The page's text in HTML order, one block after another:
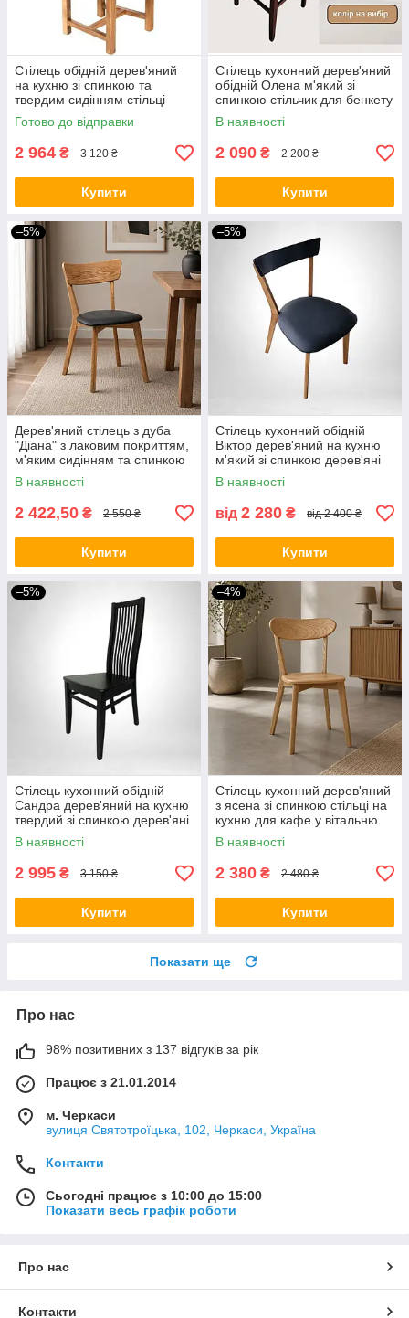
Стілець обідній дерев'яний
на кухню зі спинкою та
твердим сидінням стільці
кухонні обідні з дерева для
кухні вітальні дому Леддер
Готово до відправки
2 964 ₴ 3 120 ₴
Купити
Стілець кухонний дерев'яний
обідній Олена м'який зі
спинкою стільчик для бенкету
кафе кухні вітальні їдальні
дому кухонні стільці
В наявності
2 090 ₴ 2 200 ₴
Купити
–5%
Дерев'яний стілець з дуба
"Діана" з лаковим покриттям,
м'яким сидінням та спинкою
на кухню або вітальню
В наявності
2 422,50 ₴ 2 550 ₴
Купити
–5%
Стілець кухонний обідній
Віктор дерев'яний на кухню
м'який зі спинкою дерев'яні
стільці кухонні обідні з дерева
комбіноваий
В наявності
від 2 280 ₴ від 2 400 ₴
Купити
–5%
Стілець кухонний обідній
Сандра дерев'яний на кухню
твердий зі спинкою дерев'яні
стільці кухонні обідні з дерева
В наявності
2 995 ₴ 3 150 ₴
Купити
–4%
Стілець кухонний дерев'яний
з ясена зі спинкою стільці на
кухню для кафе у вітальню
стільчик із дерева з
дерев"яни сидінням Іску Н
В наявності
2 380 ₴ 2 480 ₴
Купити
Показати ще
Про нас
98% позитивних з 137 відгуків за рік
Працює з 21.01.2014
м. Черкаси
вулиця Святотроїцька, 102, Черкаси, Україна
Контакти
Сьогодні працює з 10:00 до 15:00
Показати весь графік роботи
Про нас
Контакти